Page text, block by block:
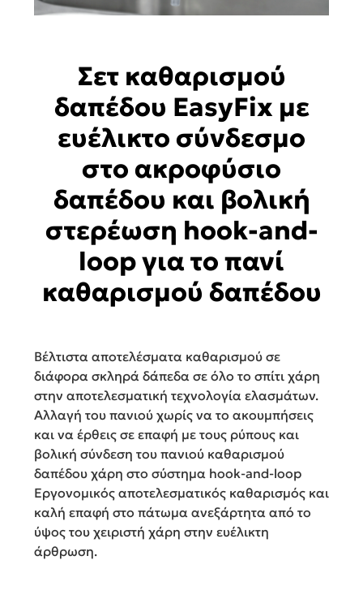
Σετ καθαρισμού
δαπέδου EasyFix με
ευέλικτο σύνδεσμο
στο ακροφύσιο
δαπέδου και βολική
στερέωση hook-and-
loop για το πανί
καθαρισμού δαπέδου
Βέλτιστα αποτελέσματα καθαρισμού σε
διάφορα σκληρά δάπεδα σε όλο το σπίτι χάρη
στην αποτελεσματική τεχνολογία ελασμάτων.
Αλλαγή του πανιού χωρίς να το ακουμπήσεις
και να έρθεις σε επαφή με τους ρύπους και
βολική σύνδεση του πανιού καθαρισμού
δαπέδου χάρη στο σύστημα hook-and-loop
Εργονομικός αποτελεσματικός καθαρισμός και
καλή επαφή στο πάτωμα ανεξάρτητα από το
ύψος του χειριστή χάρη στην ευέλικτη
άρθρωση.